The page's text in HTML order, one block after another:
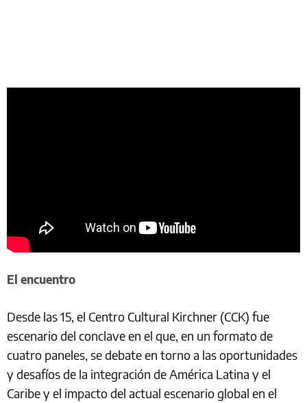
El encuentro
Desde las 15, el Centro Cultural Kirchner (CCK) fue
escenario del conclave en el que, en un formato de
cuatro paneles, se debate en torno a las oportunidades
y desafíos de la integración de América Latina y el
Caribe y el impacto del actual escenario global en el